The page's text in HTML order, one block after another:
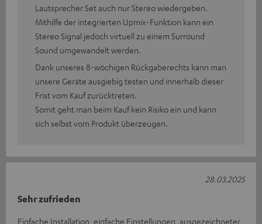
Lautsprecher Set auch nur Stereo wiedergeben.
Mithilfe der integrierten Upmix-Funktion kann ein
Stereo Signal jedoch virtuell zu einem Surround
Sound umgewandelt werden.
Dank unseres 8-wöchigen Rückgaberechts kann man
unsere Geräte ausgiebig testen und innerhalb dieser
Frist vom Kauf zurücktreten.
Somit geht man beim Kauf kein Risiko ein und kann
sich selbst vom Produkt überzeugen.
Sehr zufrieden
Einfache Installation, einfache Einstellungen, ausgezeichneter
28.03.2025